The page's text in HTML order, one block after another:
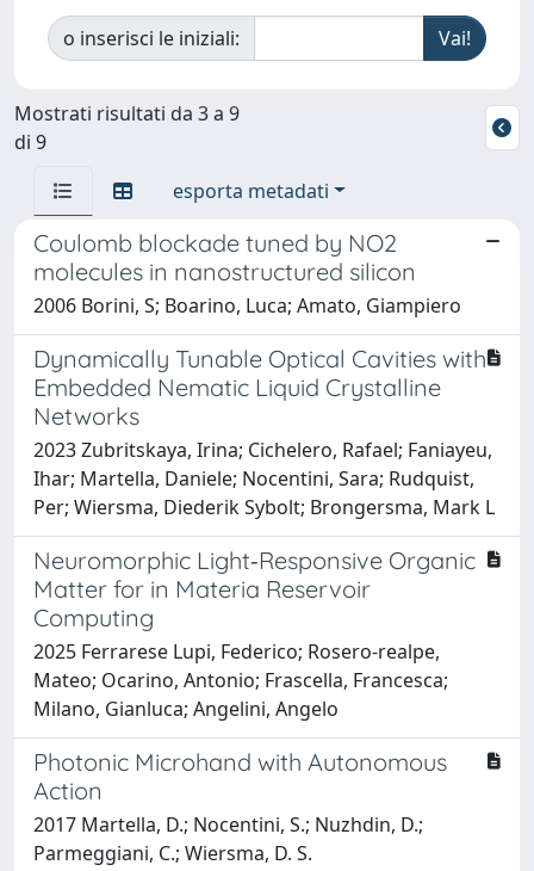
o inserisci le iniziali:
Mostrati risultati da 3 a 9
di 9
esporta metadati
Coulomb blockade tuned by NO2
molecules in nanostructured silicon
2006 Borini, S; Boarino, Luca; Amato, Giampiero
Dynamically Tunable Optical Cavities with
Embedded Nematic Liquid Crystalline
Networks
2023 Zubritskaya, Irina; Cichelero, Rafael; Faniayeu,
Ihar; Martella, Daniele; Nocentini, Sara; Rudquist,
Per; Wiersma, Diederik Sybolt; Brongersma, Mark L
Neuromorphic Light‐Responsive Organic
Matter for in Materia Reservoir
Computing
2025 Ferrarese Lupi, Federico; Rosero‐realpe,
Mateo; Ocarino, Antonio; Frascella, Francesca;
Milano, Gianluca; Angelini, Angelo
Photonic Microhand with Autonomous
Action
2017 Martella, D.; Nocentini, S.; Nuzhdin, D.;
Parmeggiani, C.; Wiersma, D. S.